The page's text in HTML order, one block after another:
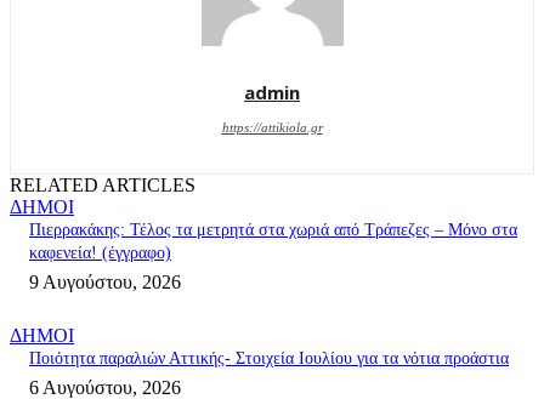
admin
https://attikiola.gr
RELATED ARTICLES
ΔΗΜΟΙ
Πιερρακάκης: Τέλος τα μετρητά στα χωριά από Τράπεζες – Μόνο στα
καφενεία! (έγγραφο)
9 Αυγούστου, 2026
ΔΗΜΟΙ
Ποιότητα παραλιών Αττικής- Στοιχεία Ιουλίου για τα νότια προάστια
6 Αυγούστου, 2026